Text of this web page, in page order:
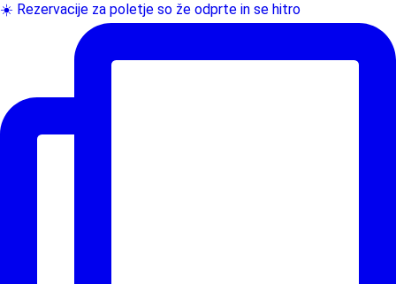
☀️ Rezervacije za poletje so že odprte in se hitro